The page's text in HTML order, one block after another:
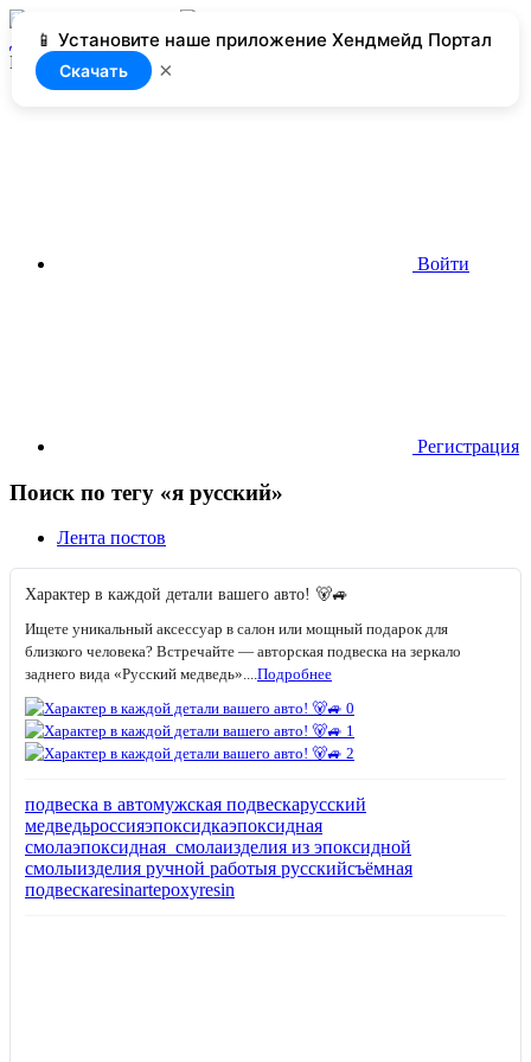
📱 Установите наше приложение Хендмейд Портал
Скачать ×
Добавить
Нет доступа
Войти
Регистрация
Поиск по тегу «я русский»
Лента постов
Характер в каждой детали вашего авто! 🐻🚙
Ищете уникальный аксессуар в салон или мощный подарок для
близкого человека? Встречайте — авторская подвеска на зеркало
заднего вида «Русский медведь»....Подробнее
подвеска в автомужская подвескарусский
медведьроссияэпоксидкаэпоксидная
смолаэпоксидная_смолаизделия из эпоксидной
смолыизделия ручной работыя русскийсъёмная
подвескаresinartepoxyresin